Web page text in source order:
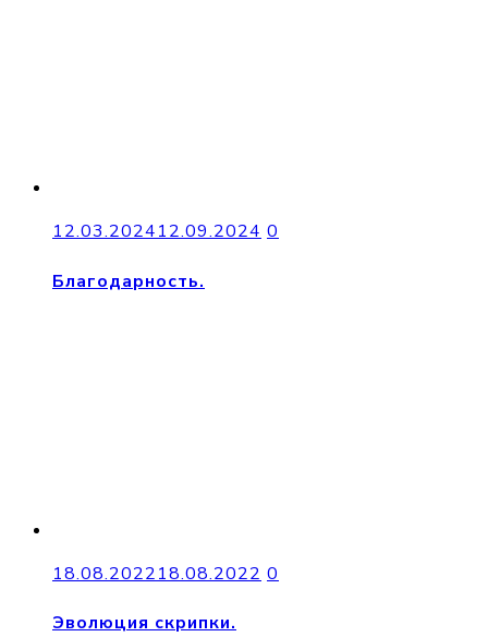
12.03.202412.09.2024 0
Благодарность.
18.08.202218.08.2022 0
Эволюция скрипки.